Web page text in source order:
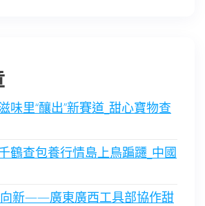
味里“釀出”新賽道_甜心寶物查
鶴查包養行情島上鳥蹁躚_中國
向新——廣東廣西工具部協作甜